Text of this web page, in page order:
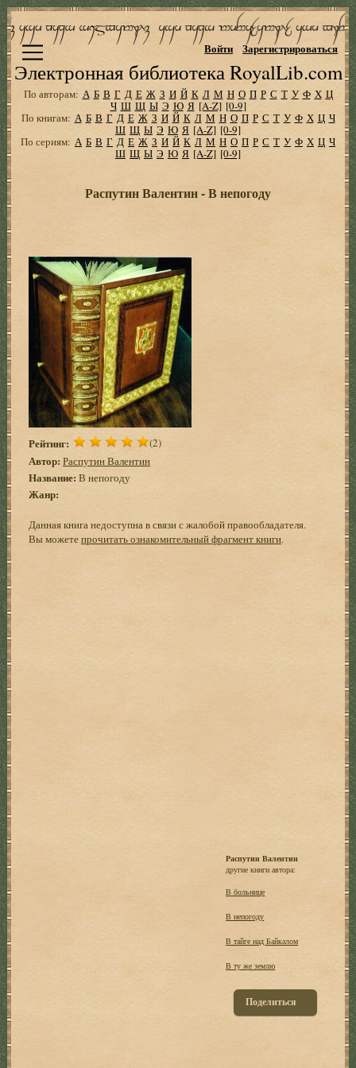
Электронная библиотека RoyalLib.com
Войти Зарегистрироваться
По авторам: А Б В Г Д Е Ж З И Й К Л М Н О П Р С Т У Ф Х Ц
Ч Ш Щ Ы Э Ю Я [A-Z] [0-9]
По книгам: А Б В Г Д Е Ж З И Й К Л М Н О П Р С Т У Ф Х Ц Ч
Ш Щ Ы Э Ю Я [A-Z] [0-9]
По сериям: А Б В Г Д Е Ж З И Й К Л М Н О П Р С Т У Ф Х Ц Ч
Ш Щ Ы Э Ю Я [A-Z] [0-9]
Распутин Валентин - В непогоду
Рейтинг: (2)
Автор: Распутин Валентин
Название: В непогоду
Жанр:
Данная книга недоступна в связи с жалобой правообладателя.
Вы можетепрочитать ознакомительный фрагмент книги.
Распутин Валентин
другие книги автора:
В больнице
В непогоду
В тайге над Байкалом
В ту же землю
Поделиться